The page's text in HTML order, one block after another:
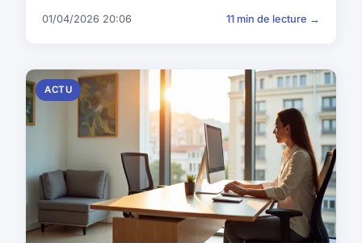
01/04/2026 20:06 11 min de lecture →
ACTU